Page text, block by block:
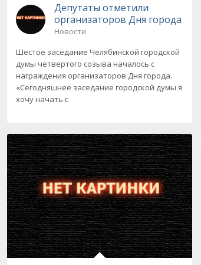
Депутаты отметили
организаторов Дня города
Новости
Шестое заседание Челябинской городской
думы четвертого созыва началось c
награждения организаторов Дня города.
«Сегодняшнее заседание городской думы я
хочу начать с